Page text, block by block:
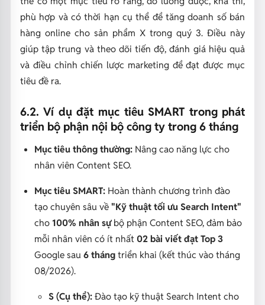
phù hợp và có thời hạn cụ thể để tăng doanh số bán
hàng online cho sản phẩm X trong quý 3. Điều này
giúp tập trung và theo dõi tiến độ, đánh giá hiệu quả
và điều chỉnh chiến lược marketing để đạt được mục
tiêu đề ra.
6.2. Ví dụ đặt mục tiêu SMART trong phát
triển bộ phận nội bộ công ty trong 6 tháng
Mục tiêu thông thường:Nâng cao năng lực cho
nhân viên Content SEO.
Mục tiêu SMART:Hoàn thành chương trình đào
tạo chuyên sâu về "Kỹ thuật tối ưu Search Intent"
cho 100% nhân sựbộ phận Content SEO, đảm bảo
mỗi nhân viên có ít nhất 02 bài viết đạt Top 3
Google sau 6 thángtriển khai (kết thúc vào tháng
08/2026).
S (Cụ thể):Đào tạo kỹ thuật Search Intent cho